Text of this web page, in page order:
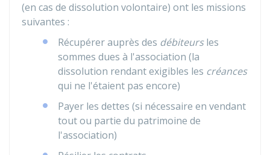
(en cas de dissolution volontaire) ont les missions
suivantes :
Récupérer auprès des débiteursles
sommes dues à l'association (la
dissolution rendant exigibles les créances
qui ne l'étaient pas encore)
Payer les dettes (si nécessaire en vendant
tout ou partie du patrimoine de
l'association)